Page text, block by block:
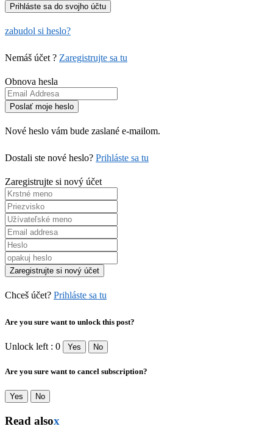
zabudol si heslo?
Nemáš účet ? Zaregistrujte sa tu
Obnova hesla
Nové heslo vám bude zaslané e-mailom.
Dostali ste nové heslo? Prihláste sa tu
Zaregistrujte si nový účet
Chceš účet? Prihláste sa tu
Are you sure want to unlock this post?
Unlock left : 0 Yes No
Are you sure want to cancel subscription?
Yes No
Read alsox